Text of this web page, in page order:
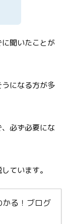
聞いたことが
になる方が多
必ず必要にな
ています。
かる！ブログ